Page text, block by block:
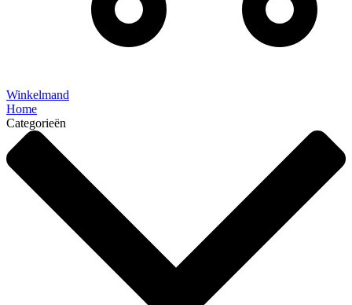
Winkelmand
Home
Categorieën